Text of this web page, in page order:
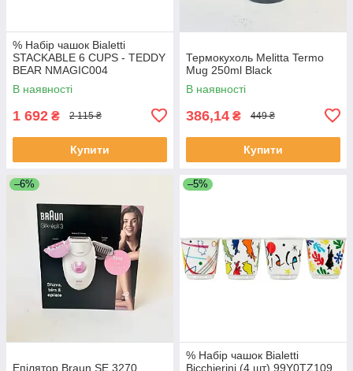
% Набір чашок Bialetti
STACKABLE 6 CUPS - TEDDY
BEAR NMAGIC004
В наявності
1 692 ₴ 2 115 ₴
Купити
Термокухоль Melitta Termo
Mug 250ml Black
В наявності
386,14 ₴ 449 ₴
Купити
–6%
Епілятор Braun SE 3270
–5%
% Набір чашок Bialetti
Bicchierini (4 шт) 99Y0TZ109